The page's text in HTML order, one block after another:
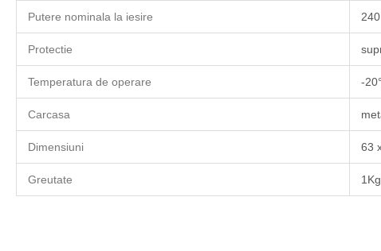
Putere nominala la iesire
Protectie
Temperatura de operare -
Carcasa
Dimensiuni 63
Greutate 1Kg